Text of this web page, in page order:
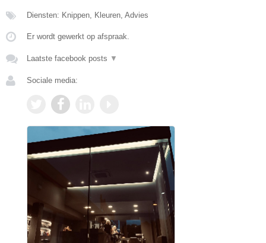
Diensten: Knippen, Kleuren, Advies
Er wordt gewerkt op afspraak.
Laatste facebook posts ▼
Sociale media: